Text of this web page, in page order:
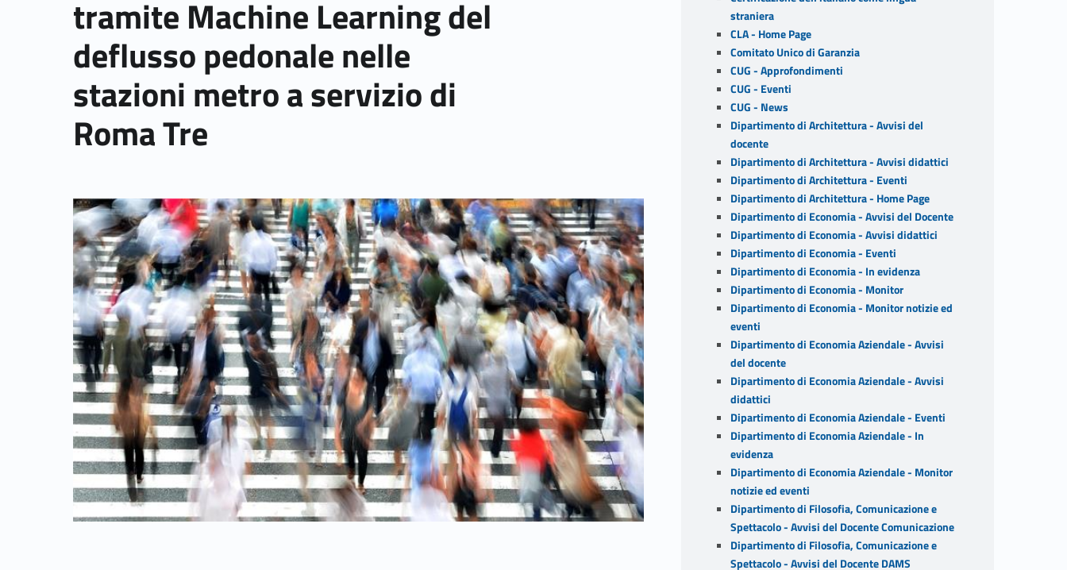
tramite Machine Learning del
deflusso pedonale nelle
stazioni metro a servizio di
Roma Tre
Link identifier archive #link-archive-thumb-soap-13983
straniera
CLA - Home Page
Comitato Unico di Garanzia
CUG - Approfondimenti
CUG - Eventi
CUG - News
Dipartimento di Architettura - Avvisi del
docente
Dipartimento di Architettura - Avvisi didattici
Dipartimento di Architettura - Eventi
Dipartimento di Architettura - Home Page
Dipartimento di Economia - Avvisi del Docente
Dipartimento di Economia - Avvisi didattici
Dipartimento di Economia - Eventi
Dipartimento di Economia - In evidenza
Dipartimento di Economia - Monitor
Dipartimento di Economia - Monitor notizie ed
eventi
Dipartimento di Economia Aziendale - Avvisi
del docente
Dipartimento di Economia Aziendale - Avvisi
didattici
Dipartimento di Economia Aziendale - Eventi
Dipartimento di Economia Aziendale - In
evidenza
Dipartimento di Economia Aziendale - Monitor
notizie ed eventi
Dipartimento di Filosofia, Comunicazione e
Spettacolo - Avvisi del Docente Comunicazione
Dipartimento di Filosofia, Comunicazione e
Spettacolo - Avvisi del Docente DAMS